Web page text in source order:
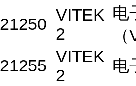
21250 VITEK
2
电
21255 VITEK
2
电